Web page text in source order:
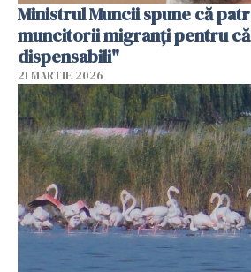
Ministrul Muncii spune că
muncitorii migranți pentru
dispensabili"
21 MARTIE 2026